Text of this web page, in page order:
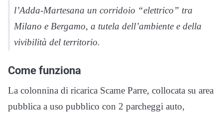
l’Adda-Martesana un corridoio “elettrico” tra
Milano e Bergamo, a tutela dell’ambiente e della
vivibilità del territorio.
Come funziona
La colonnina di ricarica Scame Parre, collocata su area
pubblica a uso pubblico con 2 parcheggi auto,